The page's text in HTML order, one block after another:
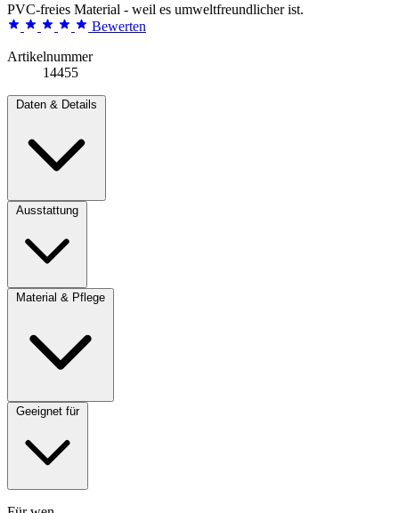
PVC-freies Material - weil es umweltfreundlicher ist.
Bewerten
Artikelnummer
14455
Daten & Details
Ausstattung
Material & Pflege
Geeignet für